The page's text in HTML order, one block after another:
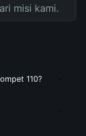
misi kami.
110?